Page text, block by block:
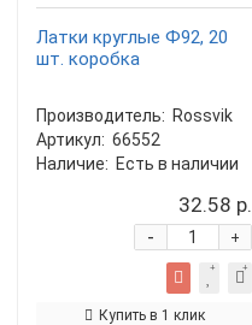
Латки круглые Ф92, 20
шт. коробка
Производитель: Rossvik
Артикул: 66552
Наличие: Есть в наличии
32.58 р.
+
-
Купить в 1 клик